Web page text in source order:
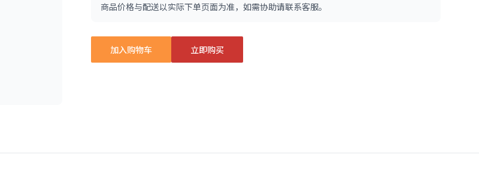
商品价格与配送以实际下单页面为准，如需协助请联系客服。
加入购物车 立即购买